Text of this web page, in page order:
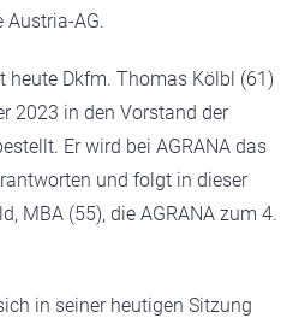
Austria-AG.
heute Dkfm. Thomas Kölbl (61)
2023 in den Vorstand der
Er wird bei AGRANA das
und folgt in dieser
MBA (55), die AGRANA zum 4.
in seiner heutigen Sitzung